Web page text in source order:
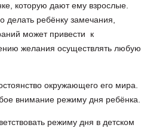
которую дают ему взрослые.
делать ребёнку замечания,
может привести к
желания осуществлять любую
окружающего его мира.
внимание режиму дня ребёнка.
режиму дня в детском